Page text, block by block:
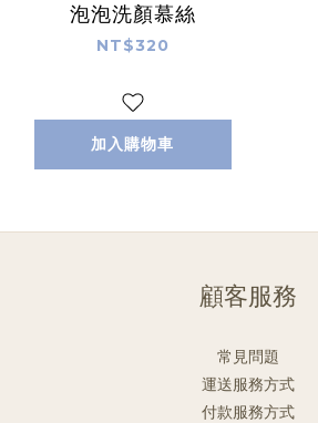
泡泡洗顏慕絲
NT$320
加入購物車
顧客服務
常見問題
運送服務方式
付款服務方式